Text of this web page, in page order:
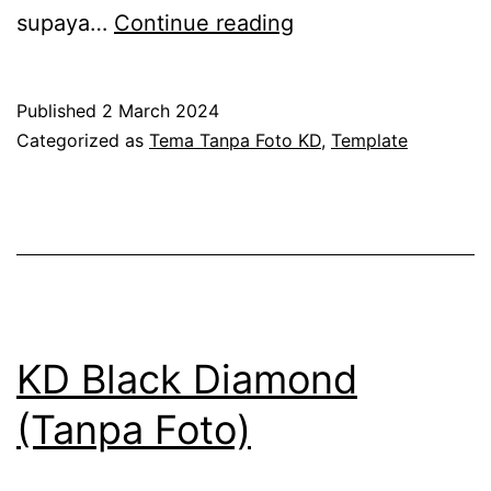
supaya… Continue reading
(Tanpa
Published 2 March 2024
Categorized as Tema Tanpa Foto KD, Template
KD Black Diamond
(Tanpa Foto)